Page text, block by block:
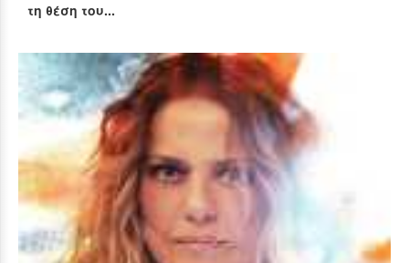
τη θέση του...